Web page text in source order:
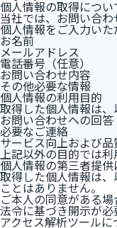
個人情報の取得につい
当社では、お問い合
個人情報をご入力いた
お名前
メールアドレス
電話番号（任意）
お問い合わせ内容
その他必要な情報
個人情報の利用目的
取得した個人情報は、
お問い合わせへの回答
必要なご連絡
サービス向上および
上記以外の目的では利
個人情報の第三者提供
取得した個人情報は
ことはありません。
ご本人の同意がある場
法令に基づき開示が
アクセス解析ツールに